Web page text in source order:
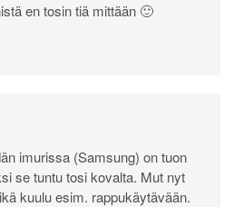
en tosin tiä mittään 🙂
imurissa (Samsung) on tuon
se tuntu tosi kovalta. Mut nyt
kuulu esim. rappukäytävään.